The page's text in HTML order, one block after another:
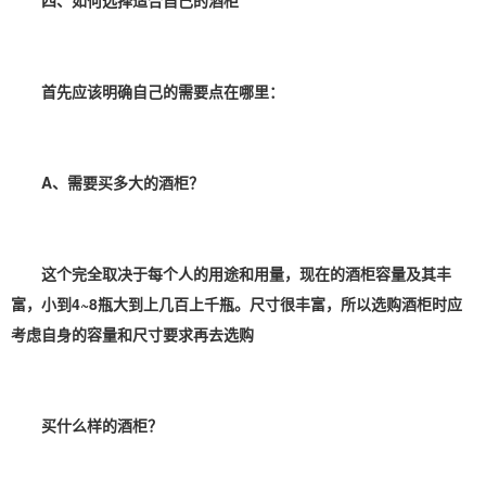
首先应该明确自己的需要点在哪里：
A、需要买多大的酒柜？
这个完全取决于每个人的用途和用量，现在的酒柜容量及其丰
富，小到4~8瓶大到上几百上千瓶。尺寸很丰富，所以选购酒柜时应
考虑自身的容量和尺寸要求再去选购
买什么样的酒柜？